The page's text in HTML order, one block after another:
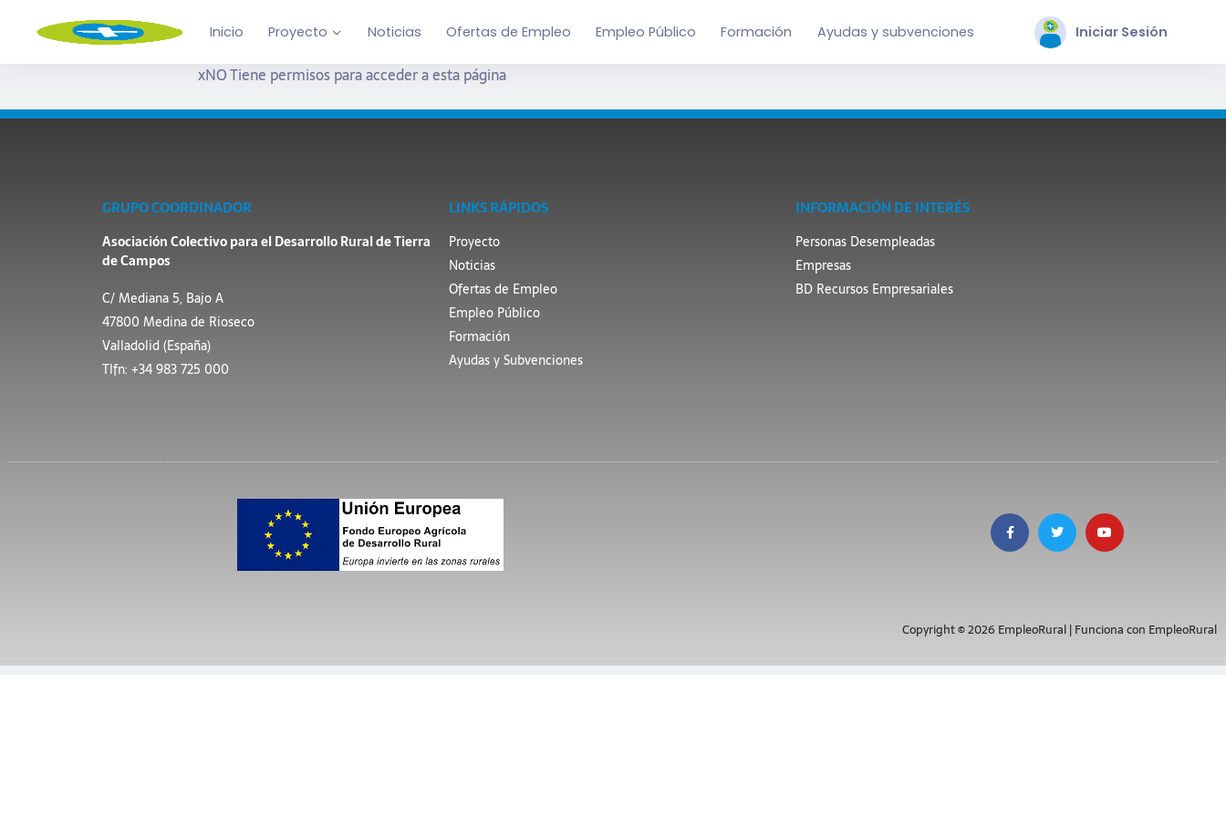
Inicio Proyecto Noticias Ofertas de Empleo Empleo Público Formación Ayudas y subvenciones Iniciar Sesión
xNO Tiene permisos para acceder a esta página
GRUPO COORDINADOR
Asociación Colectivo para el Desarrollo Rural de Tierra
de Campos
C/ Mediana 5, Bajo A
47800 Medina de Rioseco
Valladolid (España)
Tlfn: +34 983 725 000
LINKS RÁPIDOS
Proyecto
Noticias
Ofertas de Empleo
Empleo Público
Formación
Ayudas y Subvenciones
INFORMACIÓN DE INTERÉS
Personas Desempleadas
Empresas
BD Recursos Empresariales
Copyright © 2026 EmpleoRural | Funciona con EmpleoRural